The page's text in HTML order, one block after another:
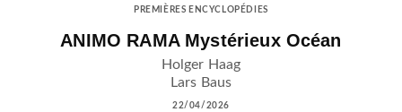
PREMIÈRES ENCYCLOPÉDIES
ANIMO RAMA Mystérieux Océan
Holger Haag
Lars Baus
22/04/2026